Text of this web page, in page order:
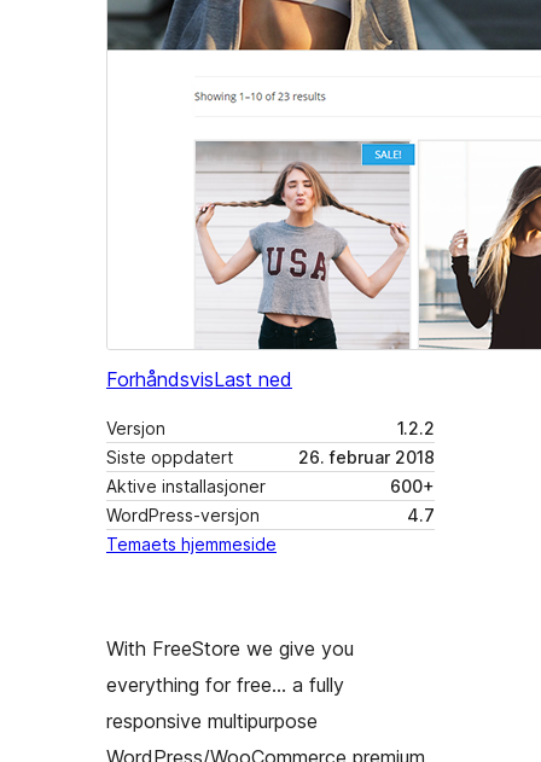
ForhåndsvisLast ned
Versjon
1.2.2
Siste oppdatert
26. februar 2018
Aktive installasjoner
600+
WordPress-versjon
4.7
Temaets hjemmeside
With FreeStore we give you
everything for free… a fully
responsive multipurpose